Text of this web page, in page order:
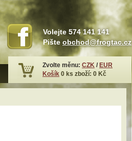
Volejte 574 141 141
Pište obchod@frogtac.cz
Zvolte měnu: CZK / EUR
Košík 0 ks zboží: 0 Kč